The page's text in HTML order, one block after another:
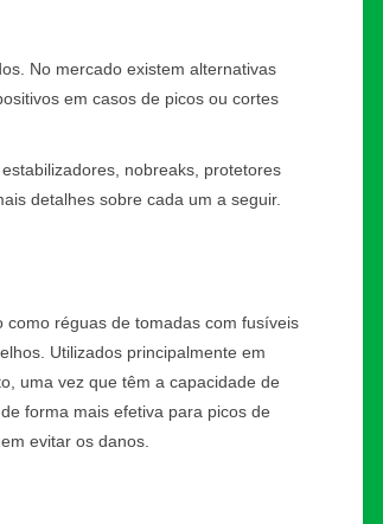
No mercado existem alternativas
em casos de picos ou cortes
nobreaks, protetores
detalhes sobre cada um a seguir.
réguas de tomadas com fusíveis
Utilizados principalmente em
uma vez que têm a capacidade de
forma mais efetiva para picos de
evitar os danos.